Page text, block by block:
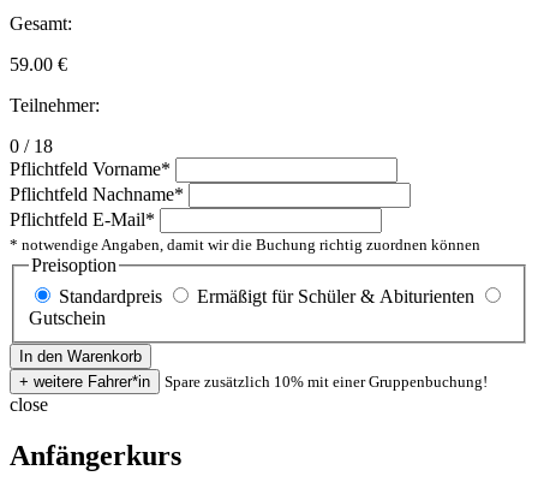
Gesamt:
59.00 €
Teilnehmer:
0 / 18
Pflichtfeld Vorname*
Pflichtfeld Nachname*
Pflichtfeld E-Mail*
* notwendige Angaben, damit wir die Buchung richtig zuordnen können
Preisoption
Standardpreis
Ermäßigt für Schüler & Abiturienten
Gutschein
Spare zusätzlich 10% mit einer Gruppenbuchung!
close
Anfängerkurs